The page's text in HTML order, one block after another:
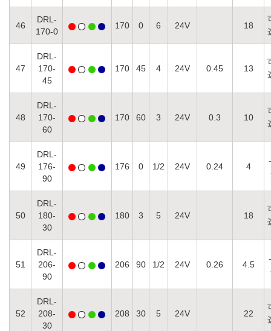
46
DRL-
170-0
170 0 6 24V 18
47
DRL-
170-
45
170 45 4 24V 0.45 13
48
DRL-
170-
60
170 60 3 24V 0.3 10
49
DRL-
176-
90
176 0 1/2 24V 0.24 4
50
DRL-
180-
30
180 3 5 24V 18
51
DRL-
206-
90
206 90 1/2 24V 0.26 4.5
52
DRL-
208-
30
208 30 5 24V 22